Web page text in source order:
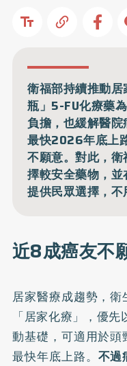
衛福部持續推動
瓶」5-FU化療藥
負擔，也緩解醫
最快2026年底上
不願意。對此，
擇較安全藥物，並
提供民眾選擇，不
近8成癌友不
居家醫療成趨勢，衛
「居家化療」
，優
動基礎，可適用於頭
最快年底上路。 不過